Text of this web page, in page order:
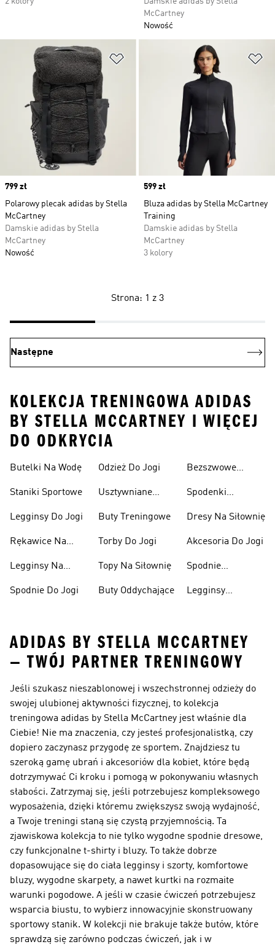
McCartney
Nowość
Dodaj do listy życzeń
Price
799 zł
Polarowy plecak adidas by Stella
McCartney
Damskie adidas by Stella
McCartney
Nowość
Price
599 zł
Bluza adidas by Stella McCartney
Training
Damskie adidas by Stella
McCartney
3 kolory
Strona: 1 z 3
Następne
KOLEKCJA TRENINGOWA ADIDAS
BY STELLA MCCARTNEY I WIĘCEJ
DO ODKRYCIA
Butelki Na Wodę
Staniki Sportowe
Legginsy Do Jogi
Rękawice Na
Legginsy Na
Spodnie Do Jogi
Odzież Do Jogi
Usztywniane
Sportowe
Buty Treningowe
Torby Do Jogi
Topy Na Siłownię
Buty Oddychające
Bezszwowe
Sportowe
Spodenki
Dresy Na Siłownię
Akcesoria Do Jogi
Spodnie
Legginsy
ADIDAS BY STELLA MCCARTNEY
— TWÓJ PARTNER TRENINGOWY
Jeśli szukasz nieszablonowej i wszechstronnej odzieży do
swojej ulubionej aktywności fizycznej, to kolekcja
treningowa adidas by Stella McCartney jest właśnie dla
Ciebie! Nie ma znaczenia, czy jesteś profesjonalistką, czy
dopiero zaczynasz przygodę ze sportem. Znajdziesz tu
szeroką gamę ubrań i akcesoriów dla kobiet, które będą
dotrzymywać Ci kroku i pomogą w pokonywaniu własnych
słabości. Zatrzymaj się, jeśli potrzebujesz kompleksowego
wyposażenia, dzięki któremu zwiększysz swoją wydajność,
a Twoje treningi staną się czystą przyjemnością. Ta
zjawiskowa kolekcja to nie tylko wygodne spodnie dresowe,
czy funkcjonalne t-shirty i bluzy. To także dobrze
dopasowujące się do ciała legginsy i szorty, komfortowe
bluzy, wygodne skarpety, a nawet kurtki na rozmaite
warunki pogodowe. A jeśli w czasie ćwiczeń potrzebujesz
wsparcia biustu, to wybierz innowacyjnie skonstruowany
sportowy stanik. W kolekcji nie brakuje także butów, które
sprawdzą się zarówno podczas ćwiczeń, jak i w